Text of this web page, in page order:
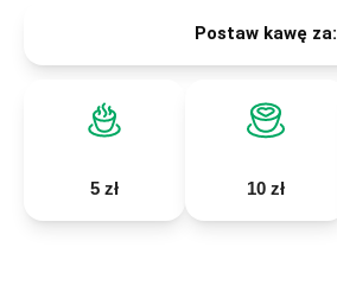
Postaw kawę za:
5 zł 10 zł